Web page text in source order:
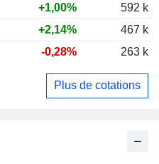
+1,00%
592 k
+2,14%
467 k
-0,28% 263 k
Plus de cotations